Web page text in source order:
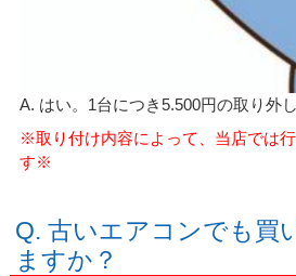
A. はい。1台につき5.500円の取り外
※取り付け内容によって、当店では
す※
Q. 古いエアコンでも買
ますか？